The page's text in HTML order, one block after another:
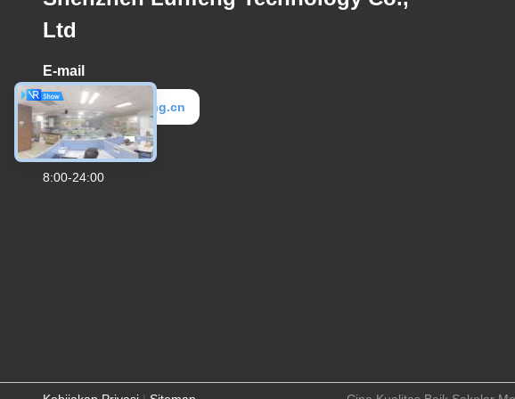
Ltd
E-mail
elva@lunfeng.cn
Waktu Kerja
8:00-24:00